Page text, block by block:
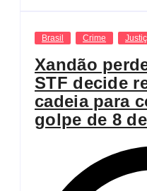
Brasil Crime
Xandão
STF decide
cadeia para
golpe de 8